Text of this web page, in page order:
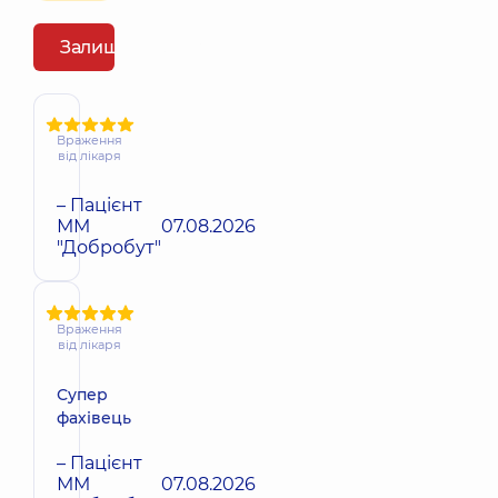
Залишити відгук
Враження
від лікаря
– Пацієнт
ММ
"Добробут"
07.08.2026
Враження
від лікаря
Супер
фахівець
– Пацієнт
ММ
07.08.2026